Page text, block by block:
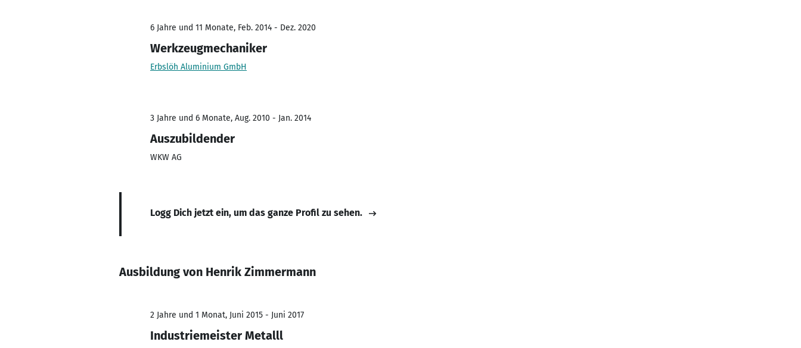
6 Jahre und 11 Monate, Feb. 2014 - Dez. 2020
Werkzeugmechaniker
Erbslöh Aluminium GmbH
3 Jahre und 6 Monate, Aug. 2010 - Jan. 2014
Auszubildender
WKW AG
Logg Dich jetzt ein, um das ganze Profil zu sehen.
Ausbildung von Henrik Zimmermann
2 Jahre und 1 Monat, Juni 2015 - Juni 2017
Industriemeister Metalll